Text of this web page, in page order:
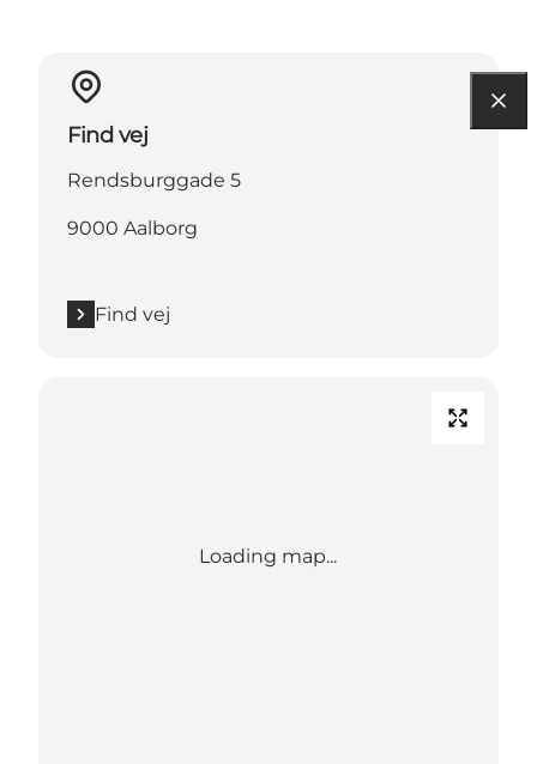
Find vej
Rendsburggade 5
9000 Aalborg
Find vej
Loading map...